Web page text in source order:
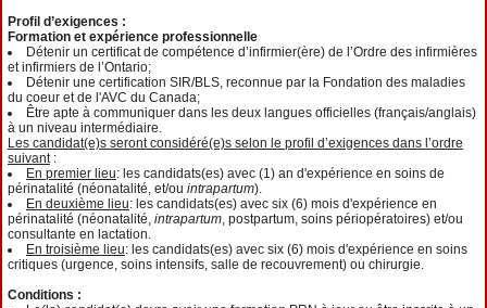
Profil d’exigences :
Formation et expérience professionnelle
Détenir un certificat de compétence d’infirmier(ère) de l’Ordre des infirmières
et infirmiers de l’Ontario;
Détenir une certification SIR/BLS, reconnue par la Fondation des maladies
du coeur et de l'AVC du Canada;
Être apte à communiquer dans les deux langues officielles (français/anglais)
à un niveau intermédiaire.
Les candidat(e)s seront considéré(e)s selon le profil d’exigences dans l’ordre
suivant:
En premier lieu: les candidats(es) avec (1) an d'expérience en soins de
périnatalité (néonatalité, et/ou intrapartum).
En deuxième lieu: les candidats(es) avec six (6) mois d'expérience en
périnatalité (néonatalité, intrapartum, postpartum, soins périopératoires) et/ou
consultante en lactation.
En troisième lieu: les candidats(es) avec six (6) mois d'expérience en soins
critiques (urgence, soins intensifs, salle de recouvrement) ou chirurgie.
Conditions :